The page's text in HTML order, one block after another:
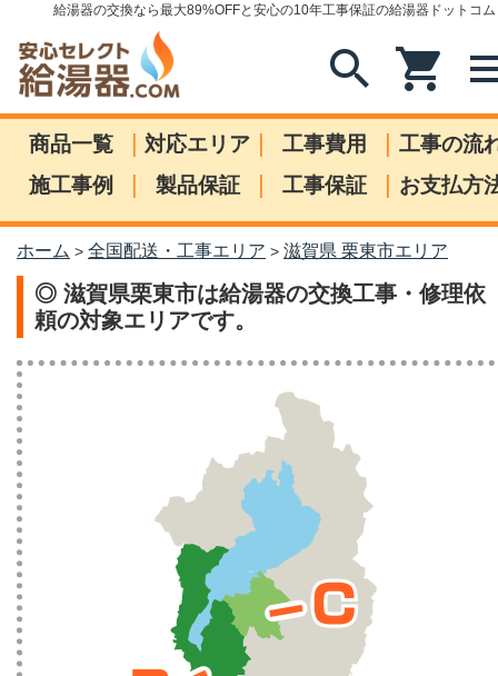
給湯器の交換なら最大89%OFFと安心の10年工事保証の給湯器ドットコム
search shopping_cart
商品一覧 | 対応エリア | 工事費用 | 工事の流
施工事例
| 製品保証 | 工事保証 | お支払方
ホーム > 全国配送・工事エリア > 滋賀県 栗東市エリア
◎ 滋賀県栗東市は給湯器の交換工事・修理依
頼の対象エリアです。